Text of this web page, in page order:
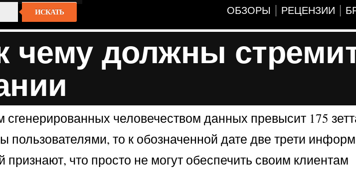
ИСКАТЬ ОБЗОРЫ РЕЦЕНЗИИ
чему должны
человечеством данных превысит 175
пользователями, то к обозначенной дате две трети
что просто не могут обеспечить своим клиентам